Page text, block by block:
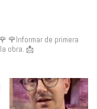
🌹Informar de primera
obra. 📩